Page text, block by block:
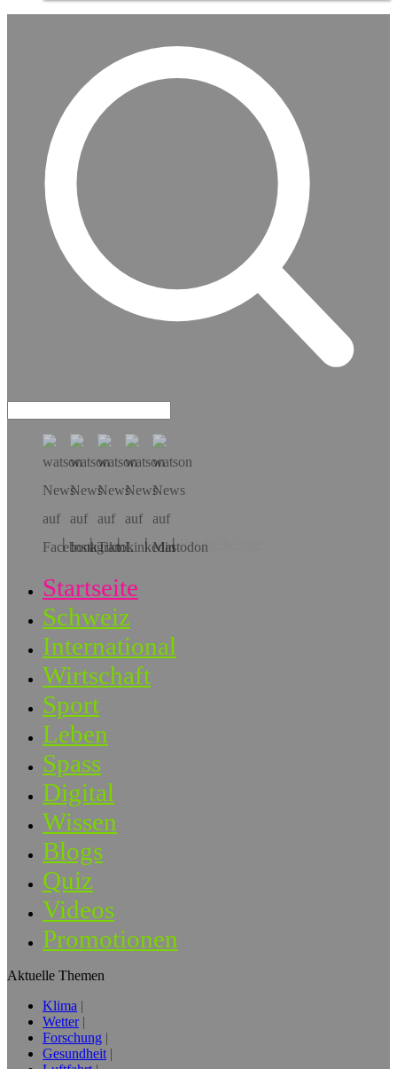
Hol dir die App!
Startseite
Schweiz
International
Wirtschaft
Sport
Leben
Spass
Digital
Wissen
Blogs
Quiz
Videos
Promotionen
Aktuelle Themen
Klima
Wetter
Forschung
Gesundheit